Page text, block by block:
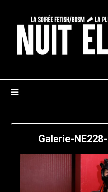
content
Galerie-